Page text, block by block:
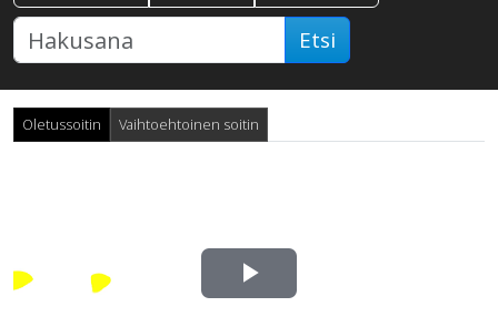
Etsi
Oletussoitin Vaihtoehtoinen soitin
Toista